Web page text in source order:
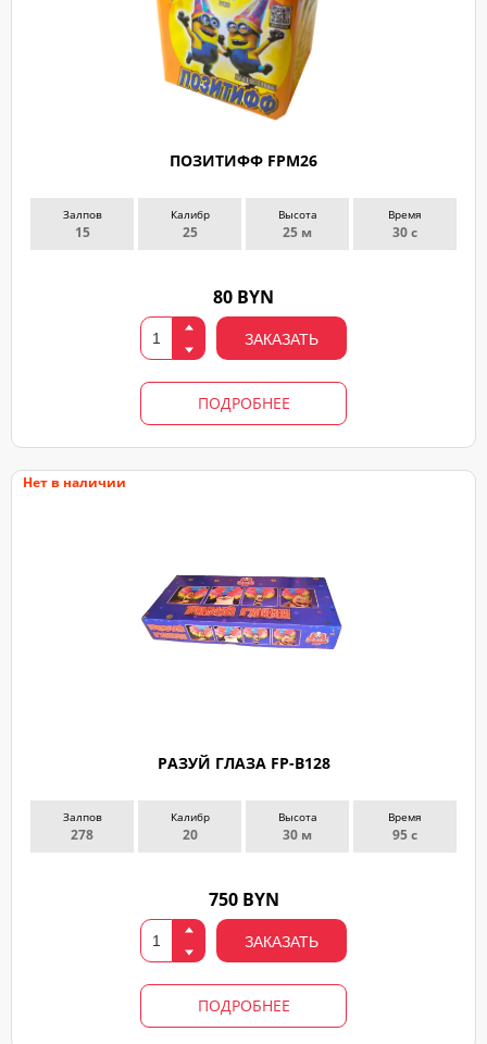
ПОЗИТИФФ FPM26
Залпов
15
Калибр
25
Высота
25 м
Время
30 с
80 BYN
ЗАКАЗАТЬ
ПОДРОБНЕЕ
Нет в наличии
РАЗУЙ ГЛАЗА FP-B128
Залпов
278
Калибр
20
Высота
30 м
Время
95 с
750 BYN
ЗАКАЗАТЬ
ПОДРОБНЕЕ